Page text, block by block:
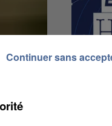
Continuer sans